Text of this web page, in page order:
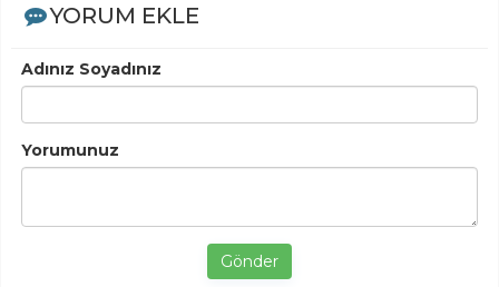
YORUM EKLE
Adınız Soyadınız
Yorumunuz
Gönder